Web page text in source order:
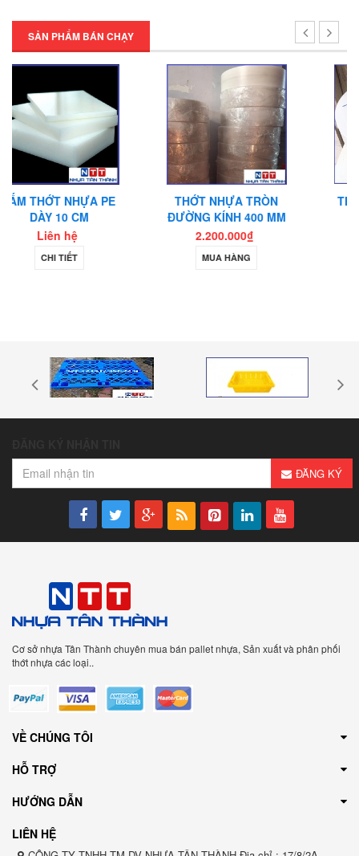
SẢN PHẨM BÁN CHẠY
THỚT NHỰA TRÒN
ĐƯỜNG KÍNH 400 MM
2.200.000₫
MUA HÀNG
THỚT NHỰA TRÒN 7
LỚP
2.600.000₫
MUA HÀNG
ĐĂNG KÝ
Cơ sở nhựa Tân Thành chuyên mua bán pallet nhựa, Sản xuất và phân phối
thớt nhựa các loại..
VỀ CHÚNG TÔI
HỖ TRỢ
HƯỚNG DẪN
LIÊN HỆ